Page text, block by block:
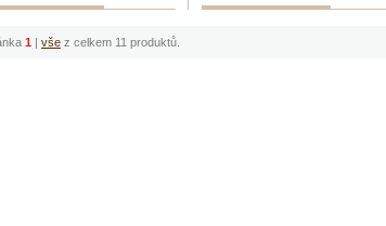
1 | vše z celkem 11 produktů.